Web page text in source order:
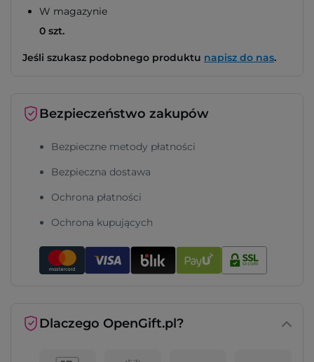
W magazynie
0 szt.
Jeśli szukasz podobnego produktu napisz do nas.
Bezpieczeństwo zakupów
Bezpieczne metody płatności
Bezpieczna dostawa
Ochrona płatności
Ochrona kupujących
Dlaczego OpenGift.pl?